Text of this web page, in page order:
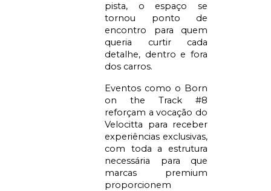
pista, o espaço se
tornou ponto de
encontro para quem
queria curtir cada
detalhe, dentro e fora
dos carros.
Eventos como o Born
on the Track #8
reforçam a vocação do
Velocitta para receber
experiências exclusivas,
com toda a estrutura
necessária para que
marcas premium
proporcionem